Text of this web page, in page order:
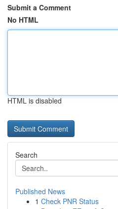
Submit a Comment
No HTML
HTML is disabled
Search
Published News
1 Check PNR Status